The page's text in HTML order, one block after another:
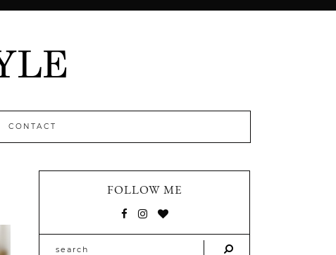
CONTACT
FOLLOW ME